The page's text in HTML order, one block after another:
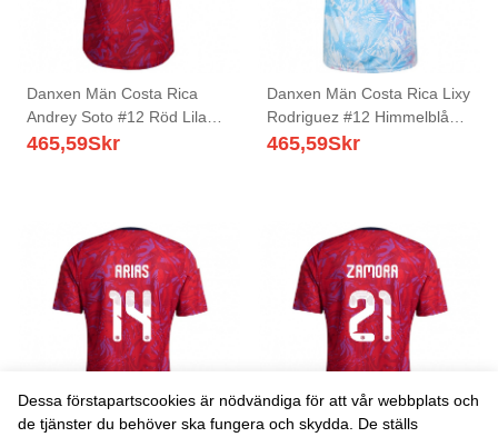
Danxen Män Costa Rica
Andrey Soto #12 Röd Lila
Marin Hemmatröja
465,59Skr
Danxen Män Costa Rica Lixy
Rodriguez #12 Himmelblå
Marin Rosa Bortatröja
465,59Skr
Dessa förstapartscookies är nödvändiga för att vår webbplats och
de tjänster du behöver ska fungera och skydda. De ställs